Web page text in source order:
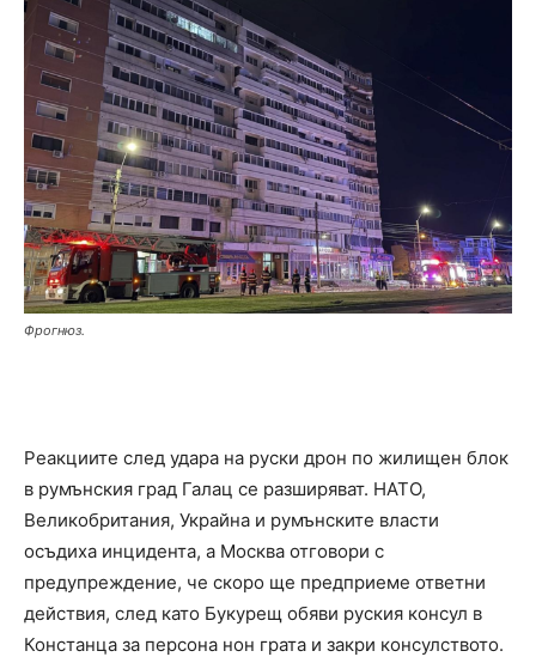
Фрогнюз.
Реакциите след удара на руски дрон по жилищен блок
в румънския град Галац се разширяват. НАТО,
Великобритания, Украйна и румънските власти
осъдиха инцидента, а Москва отговори с
предупреждение, че скоро ще предприеме ответни
действия, след като Букурещ обяви руския консул в
Констанца за персона нон грата и закри консулството.